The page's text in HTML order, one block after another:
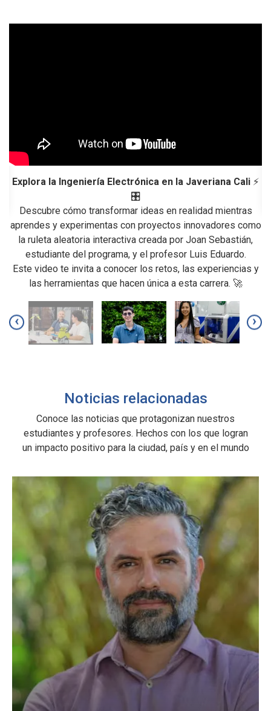
Explora la Ingeniería Electrónica en la Javeriana Cali ⚡
🎛️
Descubre cómo transformar ideas en realidad mientras
aprendes y experimentas con proyectos innovadores como
la ruleta aleatoria interactiva creada por Joan Sebastián,
estudiante del programa, y el profesor Luis Eduardo.
Este video te invita a conocer los retos, las experiencias y
las herramientas que hacen única a esta carrera. 🚀
‹ ›
Noticias relacionadas
Conoce las noticias que protagonizan nuestros
estudiantes y profesores. Hechos con los que logran
un impacto positivo para la ciudad, país y en el mundo